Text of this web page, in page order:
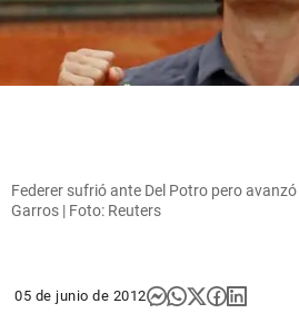
Federer sufrió ante Del Potro pero
Garros | Foto: Reuters
05 de junio de 2012